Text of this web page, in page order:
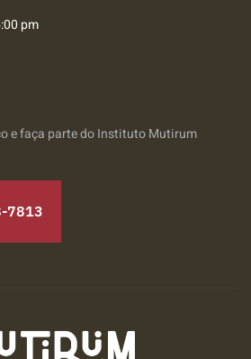
pm
e faça parte do Instituto Mutirum
7813